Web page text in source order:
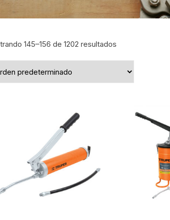
145–156 de 1202 resultados